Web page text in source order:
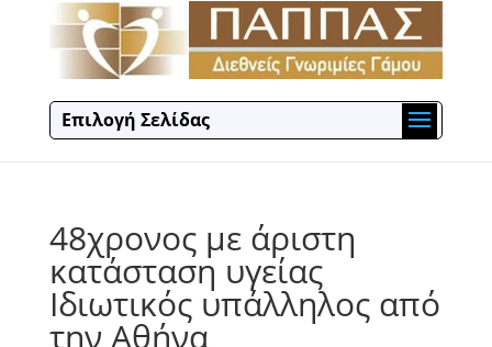
Επιλογή Σελίδας
48χρονος με άριστη
κατάσταση υγείας
Ιδιωτικός υπάλληλος από
την Αθήνα